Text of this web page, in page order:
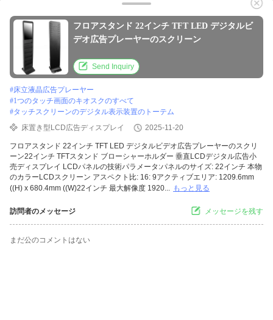
フロアスタンド 22インチ TFT LED デジタルビ
デオ広告プレーヤーのスクリーン
Send Inquiry
#床立液晶広告プレーヤー
#1つのタッチ画面のキオスクのすべて
#タッチスクリーンのデジタル表示装置のトーテム
床置き型LCD広告ディスプレイ
2025-11-20
フロアスタンド 22インチ TFT LED デジタルビデオ広告プレーヤーのスクリ
ーン22インチ TFTスタンド ブローシャーホルダー 垂直LCDデジタル広告小
売ディスプレイ LCDパネルの技術パラメータ:パネルのサイズ: 22インチ 本物
のカラーLCDスクリーン アスペクト比: 16: 9アクティブエリア: 1209.6mm
((H) x 680.4mm ((W)22インチ 最大解像度 1920... もっと見る
訪問者のメッセージ メッセージを残す
まだ公のコメントはない